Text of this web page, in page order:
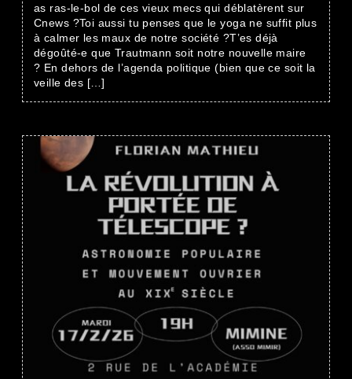
as ras-le-bol de ces vieux mecs qui déblatèrent sur
Cnews ?Toi aussi tu penses que le yoga ne suffit plus
à calmer les maux de notre société ?T’es déjà
dégoûté-e que Trautmann soit notre nouvelle maire
? En dehors de l’agenda politique (bien que ce soit la
veille des […]